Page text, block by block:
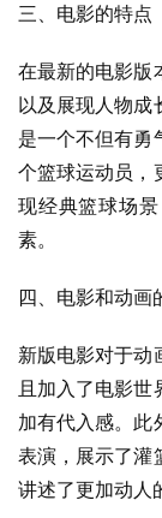
三、电影的特点
在最新的电影版
以及展现人物成
是一个不但有勇
个篮球运动员，
现经典篮球场
素。
四、电影和动画
新版电影对于动
且加入了电影
加有代入感。此
表演，展示了灌
讲述了更加动人